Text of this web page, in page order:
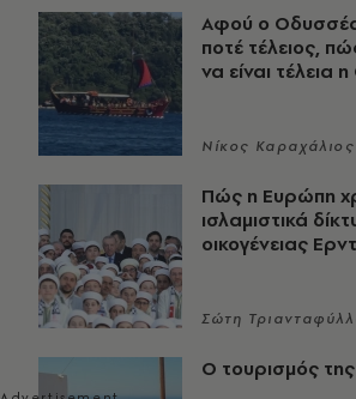
Αφού ο
ποτέ τέλειος,
να είναι τέλεια
Νίκος Καραχάλιος
Πώς η Ευρώπη
ισλαμιστικά
οικογένειας
Σώτη
Ο τουρισμός